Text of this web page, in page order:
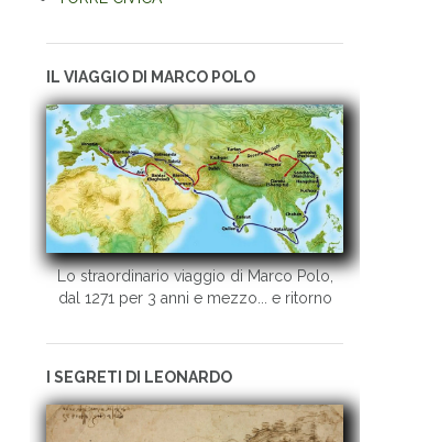
IL VIAGGIO DI MARCO POLO
Lo straordinario viaggio di Marco Polo,
dal 1271 per 3 anni e mezzo... e ritorno
I SEGRETI DI LEONARDO